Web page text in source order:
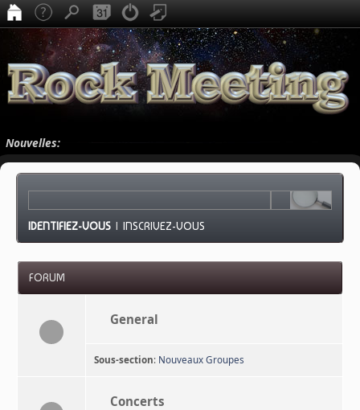
Nouvelles:
IDENTIFIEZ-VOUS |INSCRIVEZ-VOUS
FORUM
General
Sous-section: Nouveaux Groupes
Concerts